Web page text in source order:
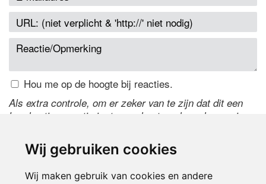
Wij gebruiken cookies
Wij maken gebruik van cookies en andere
Hou me op de hoogte bij reacties.
Als extra controle, om er zeker van te zijn dat dit een
handmatige reactie is, typ onderstaande code over in
de code te wijzigen.